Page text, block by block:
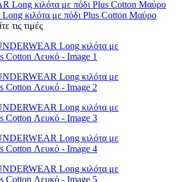
κιλότα με πόδι Plus Cotton Μαύρο
τις τιμές